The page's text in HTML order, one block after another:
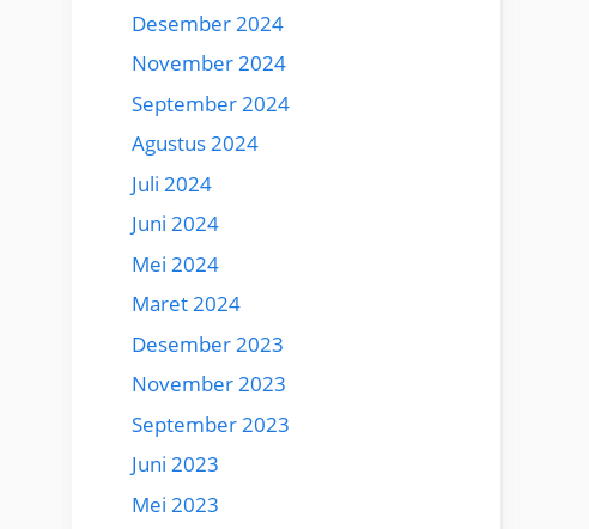
Desember 2024
November 2024
September 2024
Agustus 2024
Juli 2024
Juni 2024
Mei 2024
Maret 2024
Desember 2023
November 2023
September 2023
Juni 2023
Mei 2023